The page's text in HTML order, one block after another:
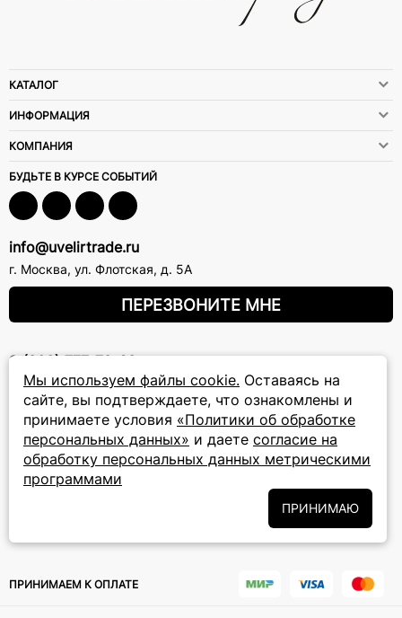
Мы используем файлы cookie. Оставаясь на
сайте, вы подтверждаете, что ознакомлены и
принимаете условия «Политики об обработке
персональных данных» и даете согласие на
обработку персональных данных метрическими
программами
ПРИНИМАЮ
КАТАЛОГ
ИНФОРМАЦИЯ
КОМПАНИЯ
БУДЬТЕ В КУРСЕ СОБЫТИЙ
info@uvelirtrade.ru
г. Москва, ул. Флотская, д. 5А
ПЕРЕЗВОНИТЕ МНЕ
8 (800) 777-72-69
прием звонков: круглосуточно
ПОДПИСКА НА РАССЫЛКУ
Подписаться на новости
Подписываясь на рассылку, вы соглашаетесь с условиямиПолитики
ПРИНИМАЕМ К ОПЛАТЕ